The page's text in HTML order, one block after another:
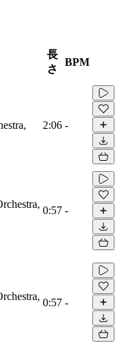
長
さ
BPM
2:06 -
0:57 -
0:57 -